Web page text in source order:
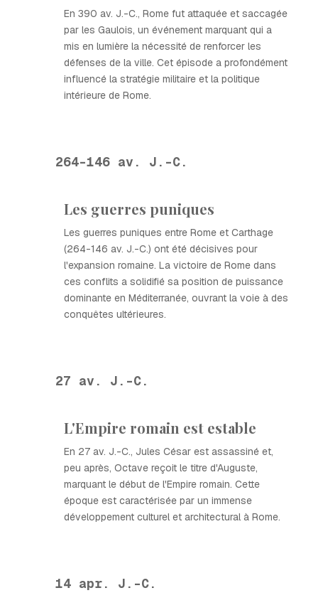
En 390 av. J.-C., Rome fut attaquée et saccagée
par les Gaulois, un événement marquant qui a
mis en lumière la nécessité de renforcer les
défenses de la ville. Cet épisode a profondément
influencé la stratégie militaire et la politique
intérieure de Rome.
264-146 av. J.-C.
Les guerres puniques
Les guerres puniques entre Rome et Carthage
(264-146 av. J.-C.) ont été décisives pour
l'expansion romaine. La victoire de Rome dans
ces conflits a solidifié sa position de puissance
dominante en Méditerranée, ouvrant la voie à des
conquêtes ultérieures.
27 av. J.-C.
L'Empire romain est estable
En 27 av. J.-C., Jules César est assassiné et,
peu après, Octave reçoit le titre d'Auguste,
marquant le début de l'Empire romain. Cette
époque est caractérisée par un immense
développement culturel et architectural à Rome.
14 apr. J.-C.